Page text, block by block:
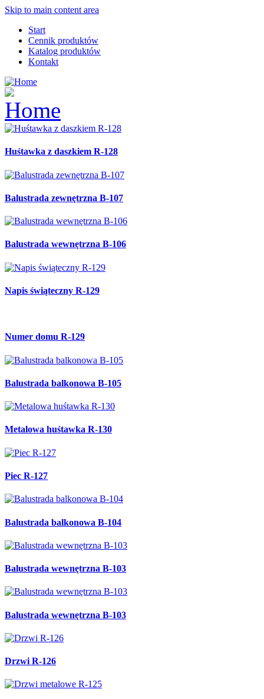
Skip to main content area
Start
Cennik produktów
Katalog produktów
Kontakt
Huśtawka z daszkiem R-128
Balustrada zewnętrzna B-107
Balustrada wewnętrzna B-106
Napis świąteczny R-129
Numer domu R-129
Balustrada balkonowa B-105
Metalowa huśtawka R-130
Piec R-127
Balustrada balkonowa B-104
Balustrada wewnętrzna B-103
Balustrada wewnętrzna B-103
Drzwi R-126